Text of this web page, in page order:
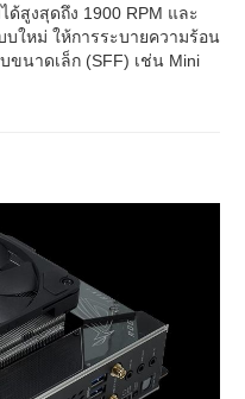
ด้สูงสุดถึง 1900 RPM และ
ใหม่ ให้การระบายความร้อน
ขนาดเล็ก (SFF) เช่น Mini